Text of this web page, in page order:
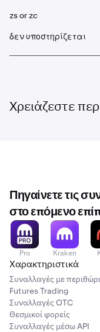
zs or zc
δεν υποστηρίζεται
Χρειάζεστε
Πηγαίνετε τις
στο επόμενο
Pro Kraken
Χαρακτηριστικά
Συναλλαγές με
Futures Trading
Συναλλαγές OTC
Θεσμικοί φορείς
Συναλλαγές μέσω API